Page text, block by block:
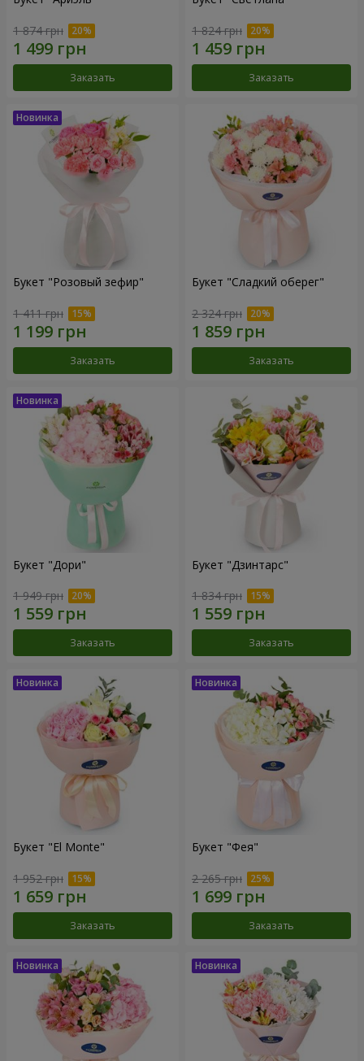
1 874 грн
Заказать
1 824 грн
Заказать
Букет "Розовый зефир"
1 411 грн
Заказать
Букет "Сладкий оберег"
2 324 грн
Заказать
Букет "Дори"
1 949 грн
Заказать
Букет "Дзинтарс"
1 834 грн
Заказать
Букет "El Monte"
1 952 грн
Заказать
Букет "Фея"
2 265 грн
Заказать